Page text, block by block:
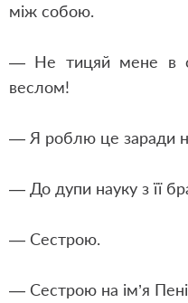
між собою.
— Не тицяй мене в
веслом!
— Я роблю це заради
— До дупи науку з її
— Сестрою.
— Сестрою на ім’я